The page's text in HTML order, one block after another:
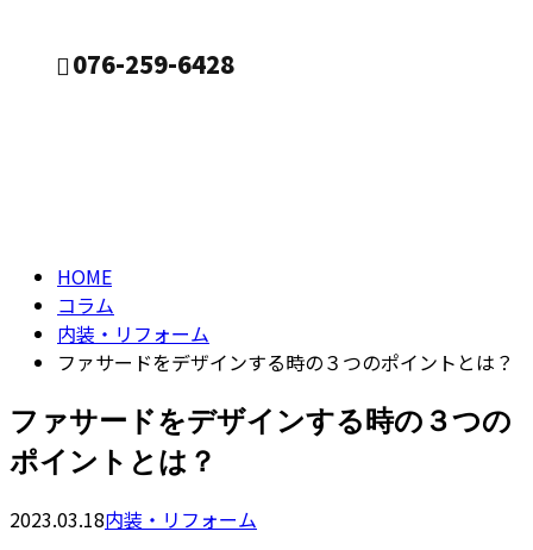
076-259-6428
HOME
コラム
内装・リフォーム
ファサードをデザインする時の３つのポイントとは？
ファサードをデザインする時の３つの
ポイントとは？
2023.03.18内装・リフォーム